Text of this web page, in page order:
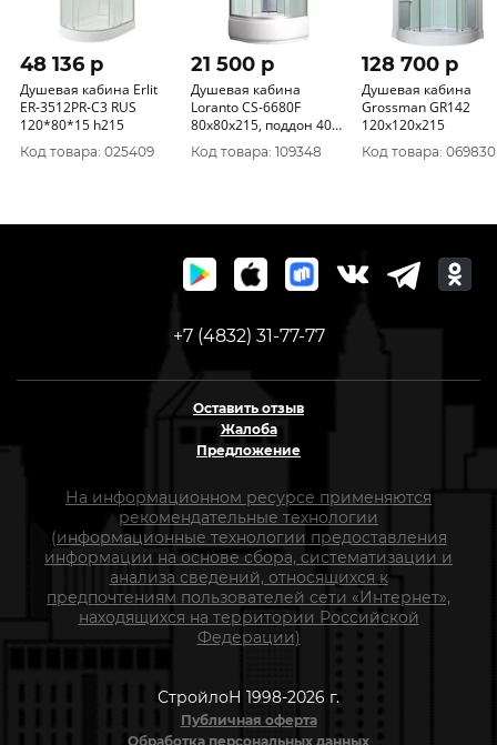
48 136 p
Душевая кабина Erlit
ER-3512PR-С3 RUS
120*80*15 h215
Код товара: 025409
21 500 p
Душевая кабина
Loranto CS-6680F
80х80х215, поддон 40
см
Код товара: 109348
128 700 p
Душевая кабина
Grossman GR142
120x120x215
Код товара: 069830
+7 (4832) 31-77-77
Оставить отзыв
Жалоба
Предложение
На информационном ресурсе применяются
рекомендательные технологии
(информационные технологии предоставления
информации на основе сбора, систематизации и
анализа сведений, относящихся к
предпочтениям пользователей сети «Интернет»,
находящихся на территории Российской
Федерации)
СтройлоН 1998-2026 г.
Публичная оферта
Обработка персональных данных